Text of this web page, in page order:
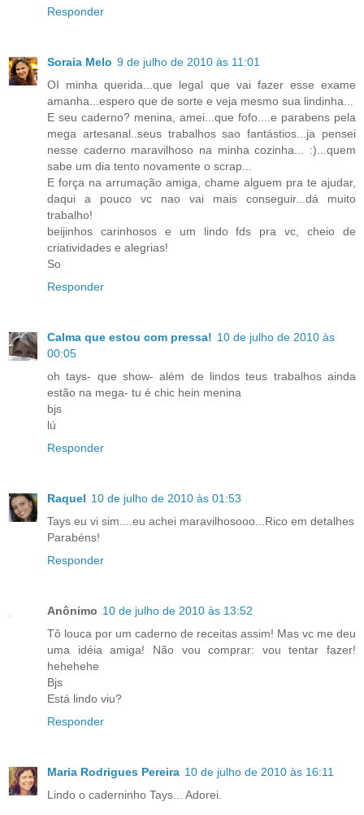
Responder
Soraia Melo 9 de julho de 2010 às 11:01
OI minha querida...que legal que vai fazer esse exame
amanha...espero que de sorte e veja mesmo sua lindinha...
E seu caderno? menina, amei...que fofo....e parabens pela
mega artesanal..seus trabalhos sao fantástios...ja pensei
nesse caderno maravilhoso na minha cozinha... :)...quem
sabe um dia tento novamente o scrap...
E força na arrumação amiga, chame alguem pra te ajudar,
daqui a pouco vc nao vai mais conseguir...dá muito
trabalho!
beijinhos carinhosos e um lindo fds pra vc, cheio de
criatividades e alegrias!
So
Responder
Calma que estou com pressa! 10 de julho de 2010 às
00:05
oh tays- que show- além de lindos teus trabalhos ainda
estão na mega- tu é chic hein menina
bjs
lú
Responder
Raquel 10 de julho de 2010 às 01:53
Tays eu vi sim....eu achei maravilhosooo...Rico em detalhes
Parabéns!
Responder
Anônimo 10 de julho de 2010 às 13:52
Tô louca por um caderno de receitas assim! Mas vc me deu
uma idéia amiga! Não vou comprar: vou tentar fazer!
hehehehe
Bjs
Está lindo viu?
Responder
Maria Rodrigues Pereira 10 de julho de 2010 às 16:11
Lindo o caderninho Tays... Adorei.